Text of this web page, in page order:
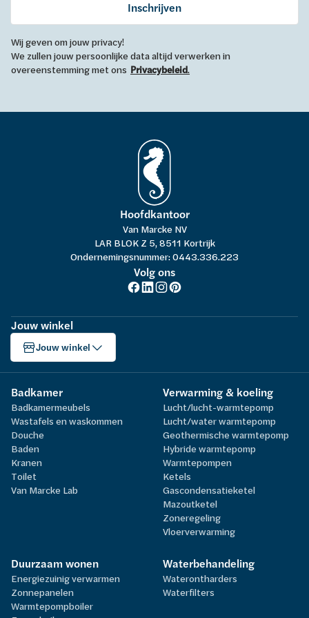
Inschrijven
Wij geven om jouw privacy!
We zullen jouw persoonlijke data altijd verwerken in
overeenstemming met ons Privacybeleid.
Hoofdkantoor
Van Marcke NV
LAR BLOK Z 5, 8511 Kortrijk
Ondernemingsnummer: 0443.336.223
Volg ons
Jouw winkel
Jouw winkel
Badkamer
Badkamermeubels
Wastafels en waskommen
Douche
Baden
Kranen
Toilet
Van Marcke Lab
Verwarming & koeling
Lucht/lucht-warmtepomp
Lucht/water warmtepomp
Geothermische warmtepomp
Hybride warmtepomp
Warmtepompen
Ketels
Gascondensatieketel
Mazoutketel
Zoneregeling
Vloerverwarming
Duurzaam wonen
Energiezuinig verwarmen
Zonnepanelen
Warmtepompboiler
Waterbehandeling
Waterontharders
Waterfilters